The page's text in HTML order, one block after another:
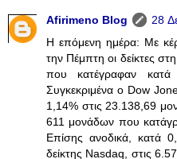
Afirimeno Blog
28
H επόμενη ημέρα: Με
την Πέμπτη οι δείκτες
που κατέγραφαν κατά
Συγκεκριμένα ο Dow
1,14% στις 23.138,69
611 μονάδων που
Επίσης ανοδικά, κατά
δείκτης Nasdaq, στις